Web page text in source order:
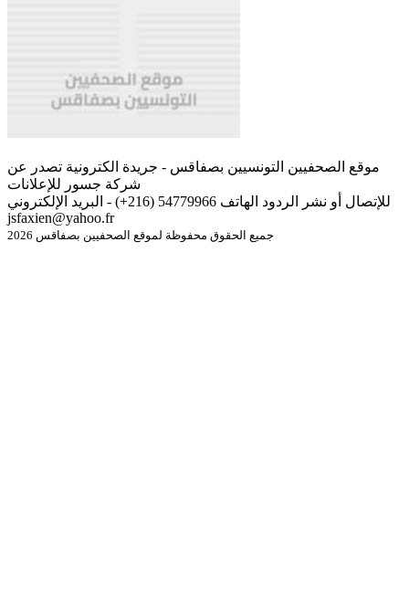
موقع الصحفيين التونسيين بصفاقس - جريدة الكترونية تصدر عن
شركة جسور للإعلانات
للإتصال أو نشر الردود الهاتف 54779966 (216+) - البريد الإلكتروني
jsfaxien@yahoo.fr
جميع الحقوق محفوظة لموقع الصحفيين بصفاقس 2026